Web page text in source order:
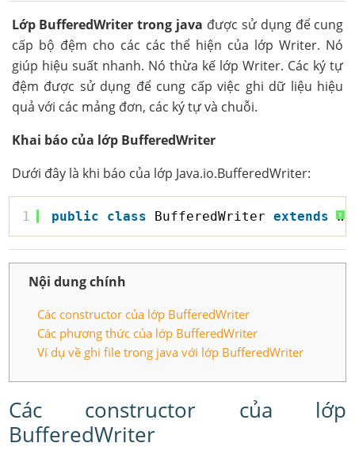
Lớp BufferedWriter trong java được sử dụng để cung
cấp bộ đệm cho các các thể hiện của lớp Writer. Nó
giúp hiệu suất nhanh. Nó thừa kế lớp Writer. Các ký tự
đệm được sử dụng để cung cấp việc ghi dữ liệu hiệu
quả với các mảng đơn, các ký tự và chuỗi.
Khai báo của lớp BufferedWriter
Dưới đây là khi báo của lớp Java.io.BufferedWriter:
?
1 public class BufferedWriter extends
Nội dung chính
Các constructor của lớp BufferedWriter
Các phương thức của lớp BufferedWriter
Ví dụ về ghi file trong java với lớp BufferedWriter
Các constructor của lớp
BufferedWriter